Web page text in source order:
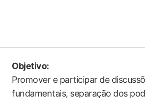
Objetivo:
Promover e participar de
fundamentais, separação dos